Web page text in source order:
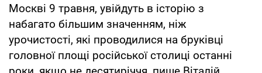
Москві 9 травня, увійдуть в історію з
набагато більшим значенням, ніж
урочистості, які проводилися на бруківці
головної площі російської столиці останні